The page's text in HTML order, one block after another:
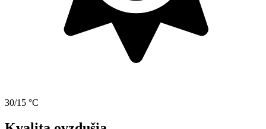
30/15 °C